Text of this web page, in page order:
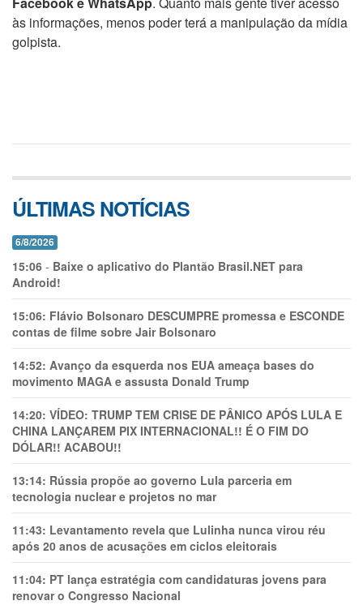
às informações, menos poder terá a manipulação da mídia
golpista.
ÚLTIMAS NOTÍCIAS
6/8/2026
15:06 - Baixe o aplicativo do Plantão Brasil.NET para
Android!
15:06: Flávio Bolsonaro DESCUMPRE promessa e ESCONDE
contas de filme sobre Jair Bolsonaro
14:52: Avanço da esquerda nos EUA ameaça bases do
movimento MAGA e assusta Donald Trump
14:20: VÍDEO: TRUMP TEM CRlSE DE PÂNlCO APÓS LULA E
CHINA LANÇAREM PIX INTERNACIONAL!! É O FIM DO
DÓLAR!! ACABOU!!
13:14: Rússia propõe ao governo Lula parceria em
tecnologia nuclear e projetos no mar
11:43: Levantamento revela que Lulinha nunca virou réu
após 20 anos de acusações em ciclos eleitorais
11:04: PT lança estratégia com candidaturas jovens para
renovar o Congresso Nacional